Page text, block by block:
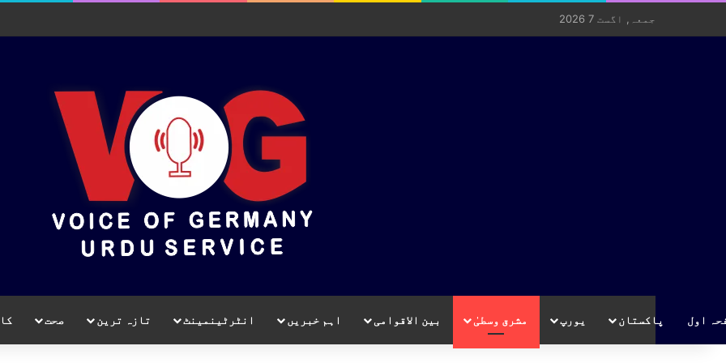
جمعہ, اگست 7 2026
اول پاکستان یورپ مشرق وسطیٰ بین الاقوامی اہم خبریں انٹرٹینمینٹ تازہ ترین صحت